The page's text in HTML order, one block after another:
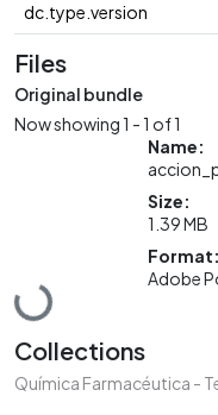
dc.type.version
Files
Original bundle
Now showing1 - 1 of 1
Loading...
Name:
Size:
1.39 MB
Format:
Adobe
Collections
Química Farmacéutica -